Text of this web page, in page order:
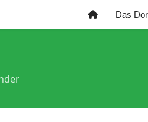
Das